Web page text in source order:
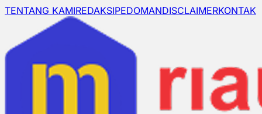
TENTANG KAMIREDAKSIPEDOMANDISCLAIMERKONTAK